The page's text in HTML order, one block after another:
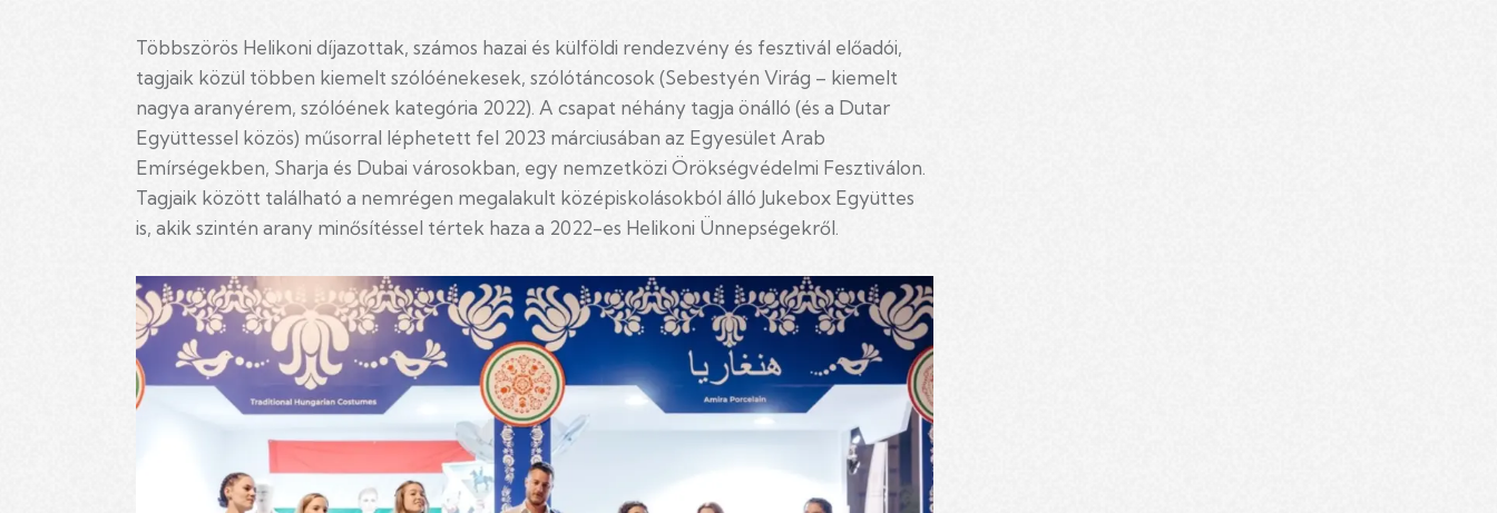
Többszörös Helikoni díjazottak, számos hazai és külföldi rendezvény és fesztivál előadói,
tagjaik közül többen kiemelt szólóénekesek, szólótáncosok (Sebestyén Virág – kiemelt
nagya aranyérem, szólóének kategória 2022). A csapat néhány tagja önálló (és a Dutar
Együttessel közös) műsorral léphetett fel 2023 márciusában az Egyesület Arab
Emírségekben, Sharja és Dubai városokban, egy nemzetközi Örökségvédelmi Fesztiválon.
Tagjaik között található a nemrégen megalakult középiskolásokból álló Jukebox Együttes
is, akik szintén arany minősítéssel tértek haza a 2022-es Helikoni Ünnepségekről.